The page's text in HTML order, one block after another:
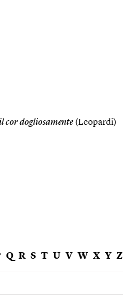
cor dogliosamente(Leopardi)
Q R S T U V W X Y Z